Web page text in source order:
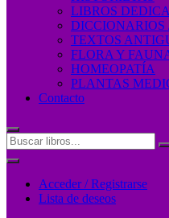
LIBROS
DICCIONARIOS
TEXTOS
FLORA Y
HOMEOPATÍA
PLANTAS
Contacto
Acceder / Registrarse
Lista de deseos